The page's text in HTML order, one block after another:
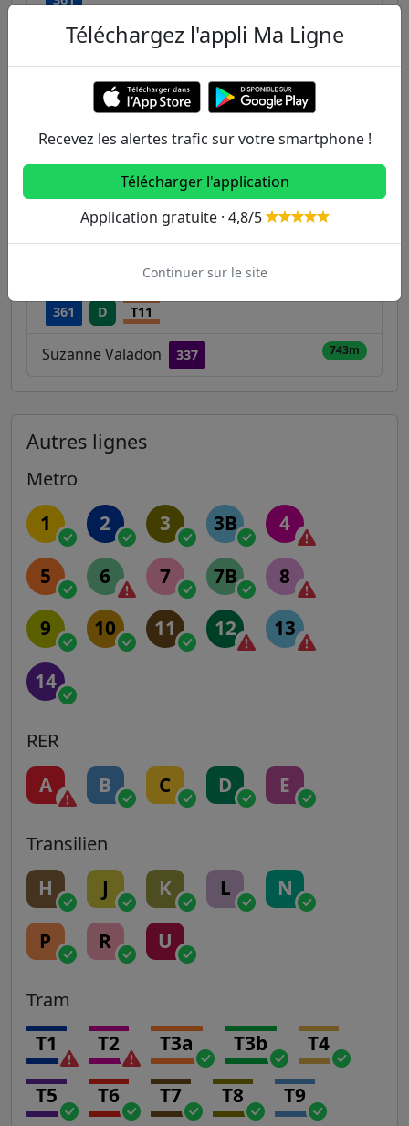
République / Général Gallieni
168
337
294m
Mairie de Pierrefitte 168 361 T5
Jacques Prévert / Cimetière 168 T5
Piscine 168
Pierrefitte - Stains
361
D T11
Suzanne Valadon 337 743m
Autres lignes
Metro
1 2 3 3B 4
5 6 7 7B 8
9 10 11 12 13
14
RER
A B C D E
Transilien
H J K L N
P R U
Tram
T1 T2 T3a T3b T4
T5 T6 T7 T8 T9
Téléchargez l'appli Ma Ligne
Recevez les alertes trafic sur votre smartphone !
Télécharger l'application
Application gratuite · 4,8/5
Continuer sur le site